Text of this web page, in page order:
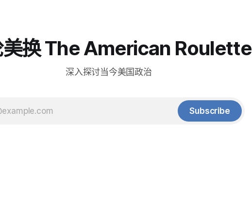
换 The American Roulette
深入探讨当今美国政治
Subscribe